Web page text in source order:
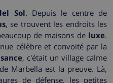
Sol. Depuis le centre de
, se trouvent les endroits les
de maisons de luxe.
célèbre et convoité par la
, c'était un village calme
Marbella est la preuve. Là,
de défense, les petites